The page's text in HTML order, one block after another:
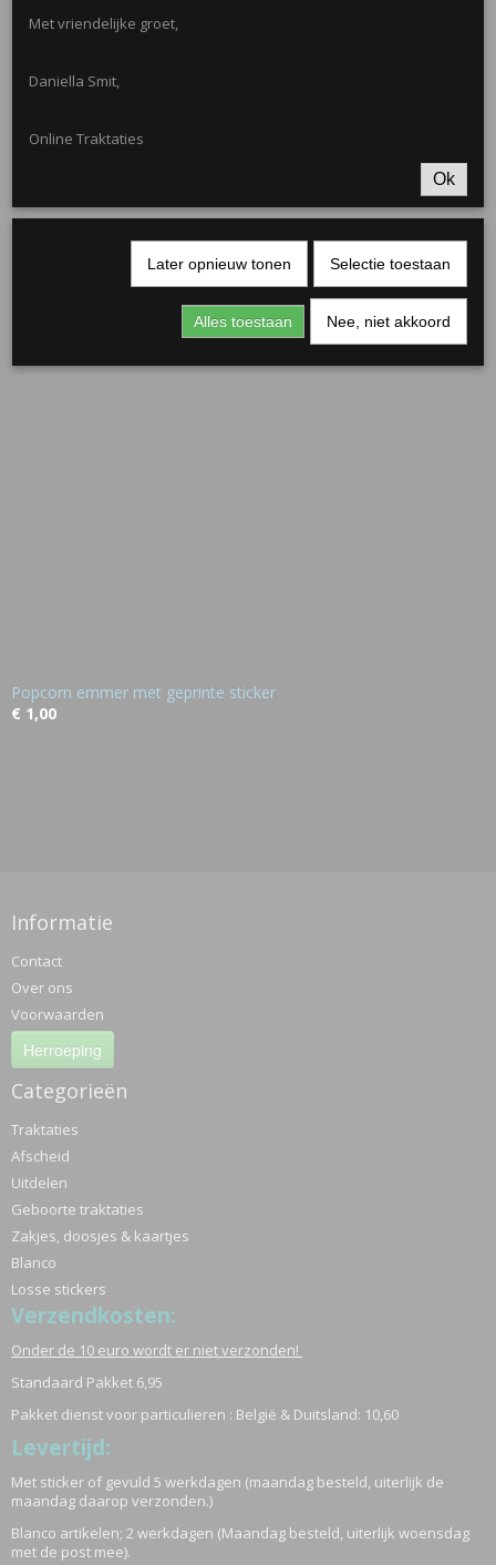
Popcorn emmer met geprinte sticker
€ 1,00
Met vriendelijke groet,
Daniella Smit,
Online Traktaties
Ok
Later opnieuw tonen Selectie toestaan
Alles toestaan Nee, niet akkoord
Informatie
Contact
Over ons
Voorwaarden
Herroeping
Categorieën
Traktaties
Afscheid
Uitdelen
Geboorte traktaties
Zakjes, doosjes & kaartjes
Blanco
Losse stickers
Verzendkosten:
Onder de 10 euro wordt er niet verzonden!
Standaard Pakket 6,95
Pakket dienst voor particulieren : België & Duitsland: 10,60
Levertijd:
Met sticker of gevuld 5 werkdagen (maandag besteld, uiterlijk de
maandag daarop verzonden.)
Blanco artikelen; 2 werkdagen (Maandag besteld, uiterlijk woensdag
met de post mee).